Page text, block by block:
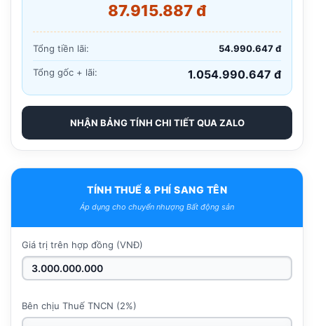
87.915.887 đ
Tổng tiền lãi: 54.990.647 đ
Tổng gốc + lãi: 1.054.990.647 đ
NHẬN BẢNG TÍNH CHI TIẾT QUA ZALO
TÍNH THUẾ & PHÍ SANG TÊN
Áp dụng cho chuyển nhượng Bất động sản
Giá trị trên hợp đồng (VNĐ)
Bên chịu Thuế TNCN (2%)